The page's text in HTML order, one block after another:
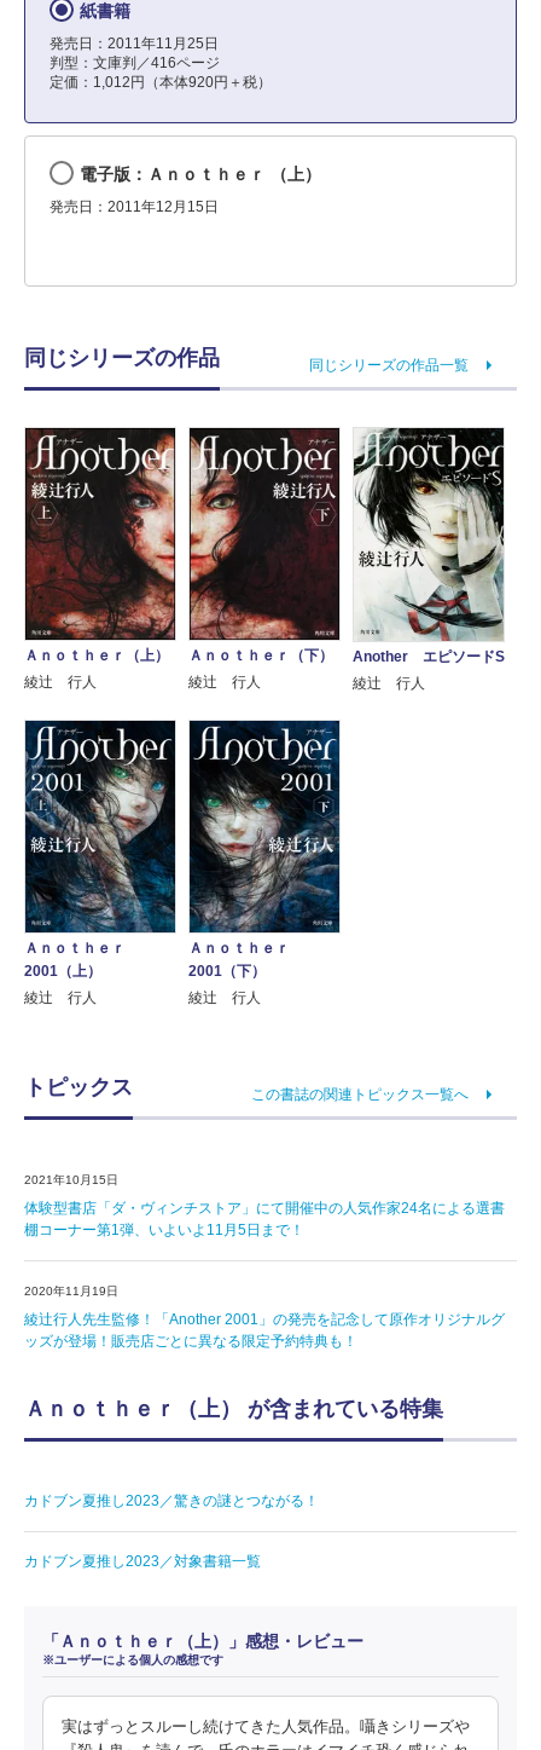
紙書籍
発売日：2011年11月25日
判型：文庫判／416ページ
定価：1,012円（本体920円＋税）
電子版：Ａｎｏｔｈｅｒ （上）
発売日：2011年12月15日
同じシリーズの作品 同じシリーズの作品一覧
Ａｎｏｔｈｅｒ（上）
綾辻 行人
Ａｎｏｔｈｅｒ（下）
綾辻 行人
Another エピソードS
綾辻 行人
Ａｎｏｔｈｅｒ
2001（上）
綾辻 行人
Ａｎｏｔｈｅｒ
2001（下）
綾辻 行人
トピックス この書誌の関連トピックス一覧へ
2021年10月15日
体験型書店「ダ・ヴィンチストア」にて開催中の人気作家24名による選書
棚コーナー第1弾、いよいよ11月5日まで！
2020年11月19日
綾辻行人先生監修！「Another 2001」の発売を記念して原作オリジナルグ
ッズが登場！販売店ごとに異なる限定予約特典も！
Ａｎｏｔｈｅｒ（上） が含まれている特集
カドブン夏推し2023／驚きの謎とつながる！
カドブン夏推し2023／対象書籍一覧
「Ａｎｏｔｈｅｒ（上）」感想・レビュー
※ユーザーによる個人の感想です
実はずっとスルーし続けてきた人気作品。囁きシリーズや